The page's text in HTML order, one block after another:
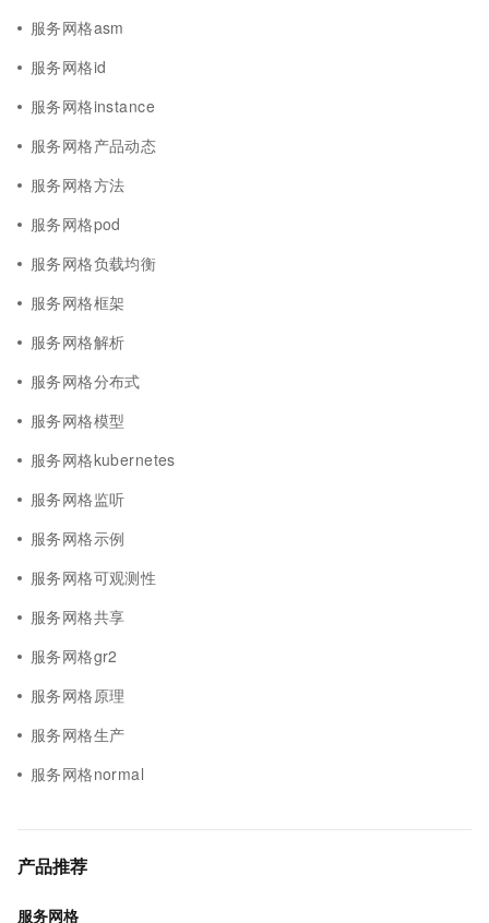
服务网格asm
服务网格id
服务网格instance
服务网格产品动态
服务网格方法
服务网格pod
服务网格负载均衡
服务网格框架
服务网格解析
服务网格分布式
服务网格模型
服务网格kubernetes
服务网格监听
服务网格示例
服务网格可观测性
服务网格共享
服务网格gr2
服务网格原理
服务网格生产
服务网格normal
产品推荐
服务网格